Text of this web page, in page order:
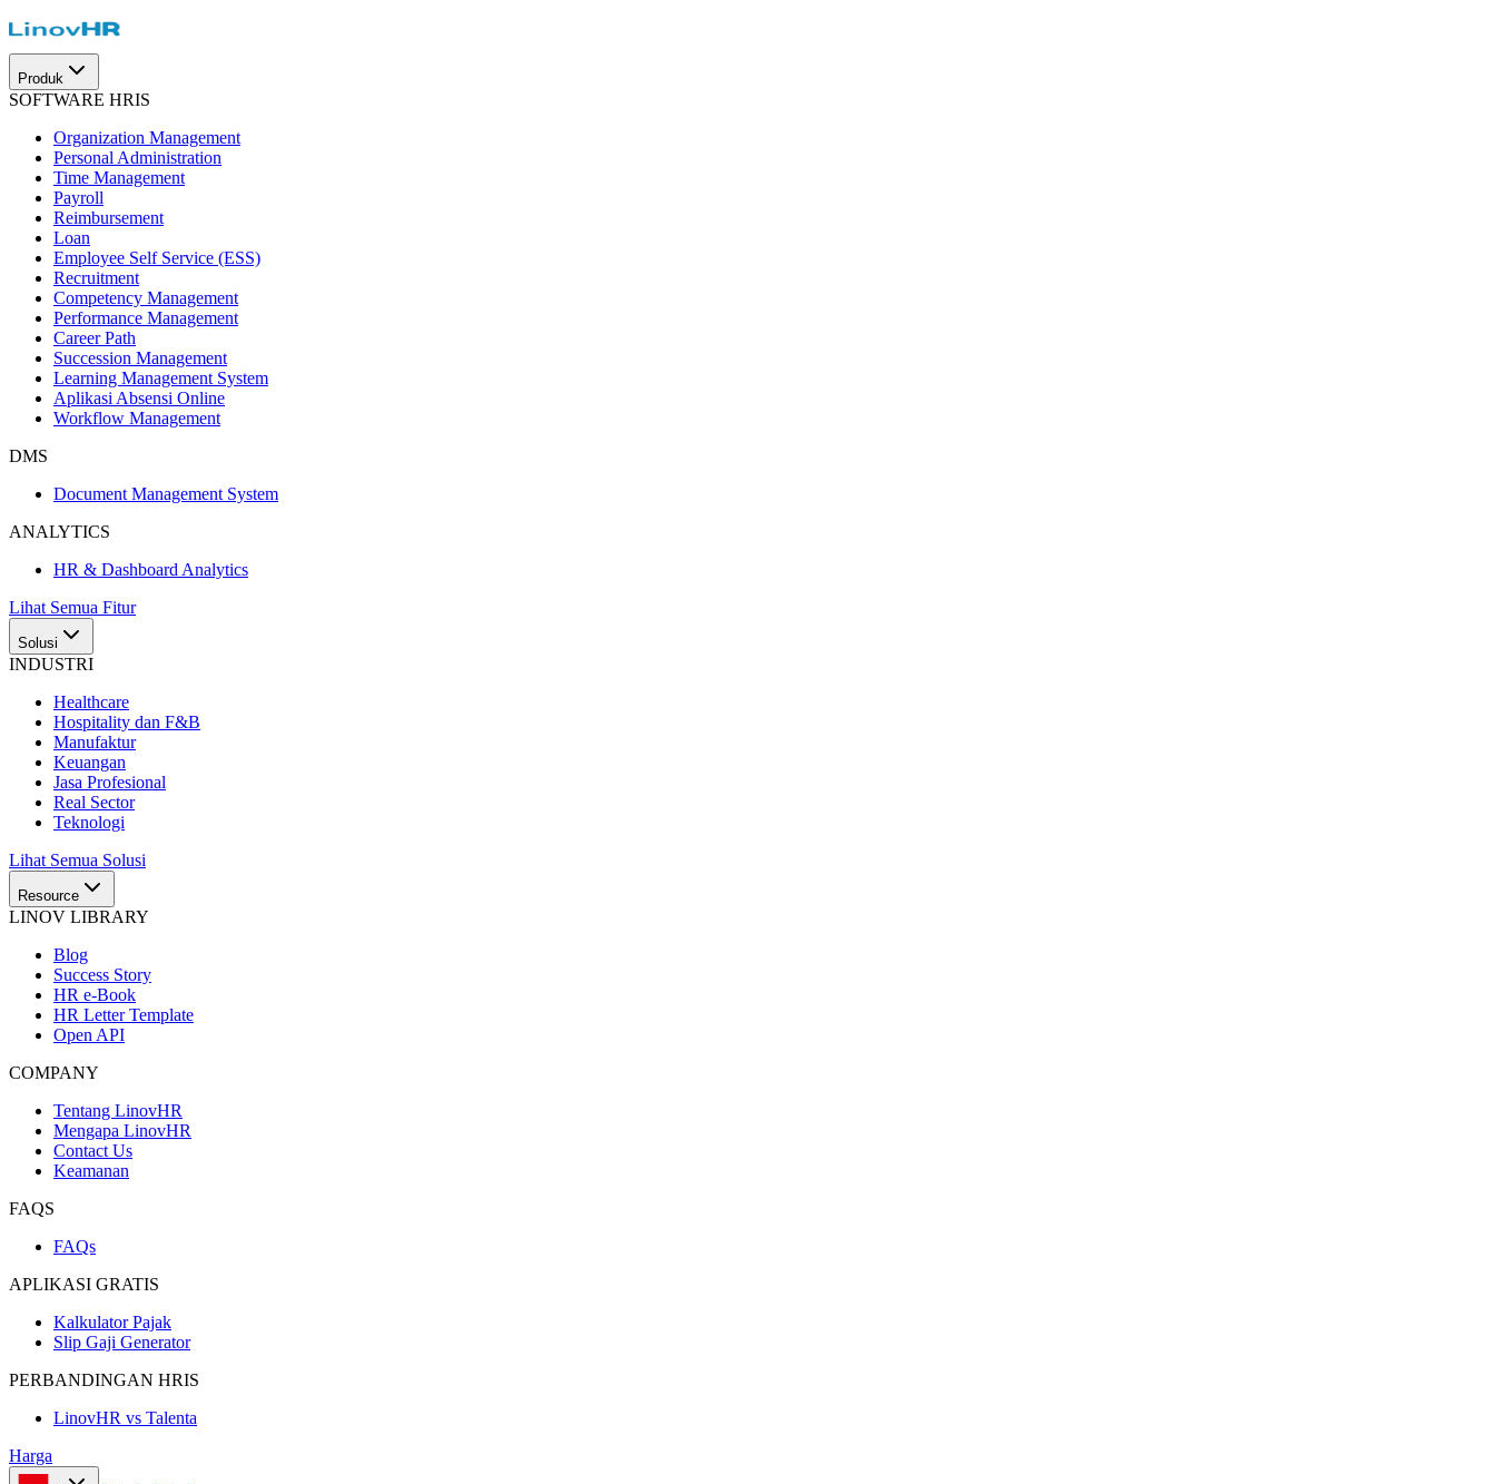
Produk
SOFTWARE HRIS
Organization Management
Personal Administration
Time Management
Payroll
Reimbursement
Loan
Employee Self Service (ESS)
Recruitment
Competency Management
Performance Management
Career Path
Succession Management
Learning Management System
Aplikasi Absensi Online
Workflow Management
DMS
Document Management System
ANALYTICS
HR & Dashboard Analytics
Lihat Semua Fitur
Solusi
INDUSTRI
Healthcare
Hospitality dan F&B
Manufaktur
Keuangan
Jasa Profesional
Real Sector
Teknologi
Lihat Semua Solusi
Resource
LINOV LIBRARY
Blog
Success Story
HR e-Book
HR Letter Template
Open API
COMPANY
Tentang LinovHR
Mengapa LinovHR
Contact Us
Keamanan
FAQS
FAQs
APLIKASI GRATIS
Kalkulator Pajak
Slip Gaji Generator
PERBANDINGAN HRIS
LinovHR vs Talenta
Harga